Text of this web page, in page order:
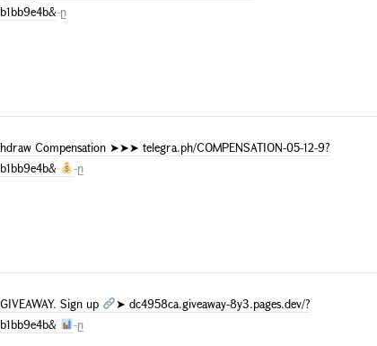
-ը
Compensation ➤➤➤ telegra.ph/COMPENSATION-05-12-9?
-ը
Sign up
➤ dc4958ca.giveaway-8y3.pages.dev/?
-ը